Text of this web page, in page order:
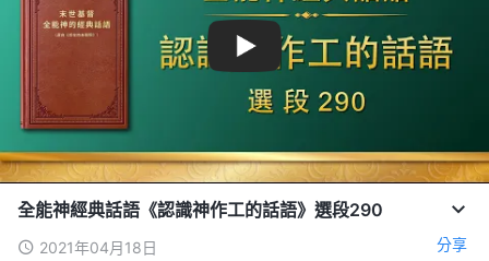
全能神經典話語《認識神作工的話語》選段290
2021年04月18日 分享